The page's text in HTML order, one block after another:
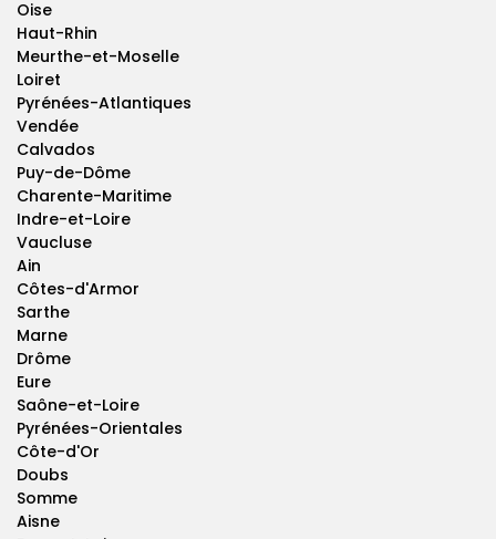
Oise
Haut-Rhin
Meurthe-et-Moselle
Loiret
Pyrénées-Atlantiques
Vendée
Calvados
Puy-de-Dôme
Charente-Maritime
Indre-et-Loire
Vaucluse
Ain
Côtes-d'Armor
Sarthe
Marne
Drôme
Eure
Saône-et-Loire
Pyrénées-Orientales
Côte-d'Or
Doubs
Somme
Aisne